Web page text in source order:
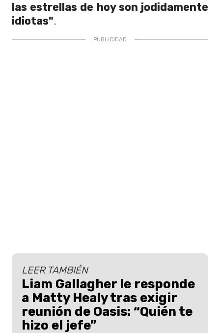
las estrellas de hoy son jodidamente
idiotas".
LEER TAMBIÉN
Liam Gallagher le responde
a Matty Healy tras exigir
reunión de Oasis: “Quién te
hizo el jefe”